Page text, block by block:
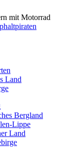
mit Motorrad
Land
Bergland
Lippe
Land